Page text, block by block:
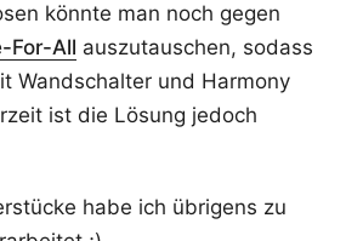
könnte man noch gegen
For-All auszutauschen, sodass
Wandschalter und Harmony
ist die Lösung jedoch
habe ich übrigens zu